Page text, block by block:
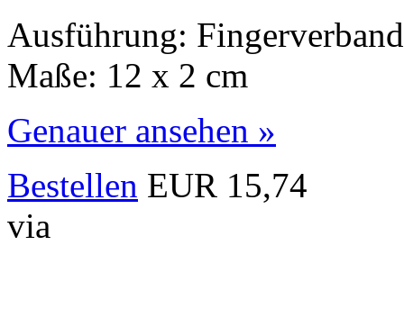
Ausführung: Fingerverband
Maße: 12 x 2 cm
Genauer ansehen »
Bestellen EUR 15,74
via